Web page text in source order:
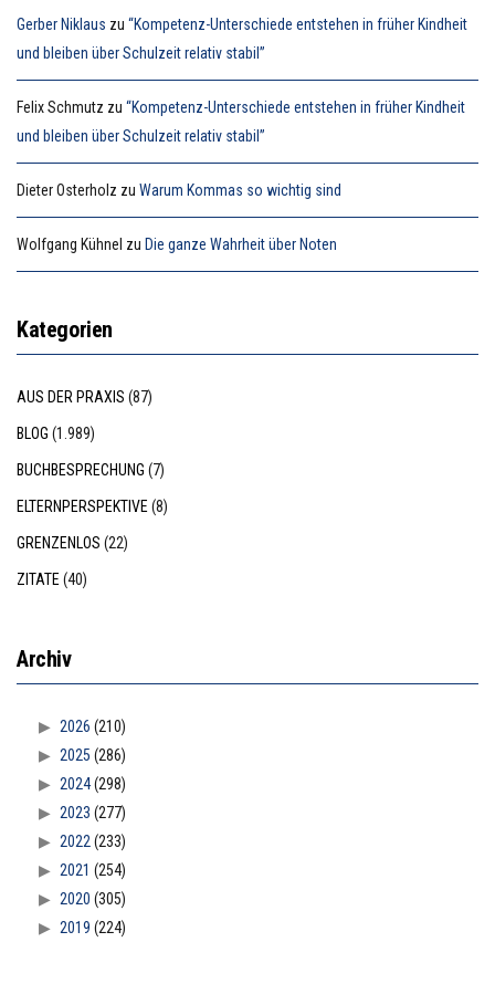
Gerber Niklaus zu “Kompetenz-Unterschiede entstehen in früher Kindheit
und bleiben über Schulzeit relativ stabil”
Felix Schmutz zu “Kompetenz-Unterschiede entstehen in früher Kindheit
und bleiben über Schulzeit relativ stabil”
Dieter Osterholz zu Warum Kommas so wichtig sind
Wolfgang Kühnel zu Die ganze Wahrheit über Noten
Kategorien
AUS DER PRAXIS (87)
BLOG (1.989)
BUCHBESPRECHUNG (7)
ELTERNPERSPEKTIVE (8)
GRENZENLOS (22)
ZITATE (40)
Archiv
2026 (210)
2025 (286)
2024(298)
2023 (277)
2022 (233)
2021 (254)
2020 (305)
2019 (224)